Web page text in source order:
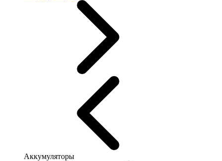
Аккумуляторы